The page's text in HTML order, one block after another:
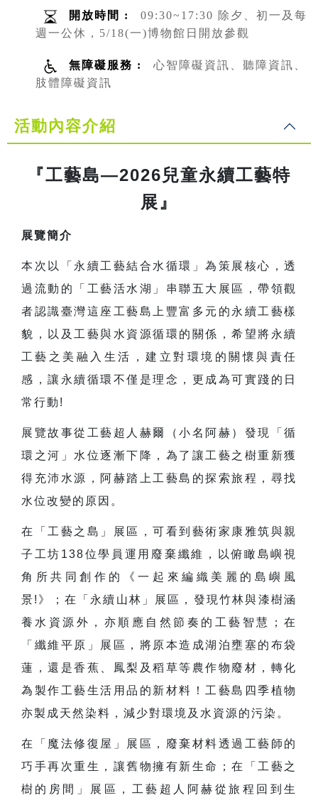
開放時間 :
09:30~17:30 除夕、初一及每
週一公休，5/18(一)博物館日開放參觀
無障礙服務 :
心智障礙資訊、聽障資訊、
肢體障礙資訊
活動內容介紹
『工藝島—2026兒童永續工藝特
展』
展覽簡介
本次以「永續工藝結合水循環」為策展核心，透
過流動的「工藝活水湖」串聯五大展區，帶領觀
者認識臺灣這座工藝島上豐富多元的永續工藝樣
貌，以及工藝與水資源循環的關係，希望將永續
工藝之美融入生活，建立對環境的關懷與責任
感，讓永續循環不僅是理念，更成為可實踐的日
常行動!
展覽故事從工藝超人赫爾（小名阿赫）發現「循
環之河」水位逐漸下降，為了讓工藝之樹重新獲
得充沛水源，阿赫踏上工藝島的探索旅程，尋找
水位改變的原因。
在「工藝之島」展區，可看到藝術家康雅筑與親
子工坊138位學員運用廢棄纖維，以俯瞰島嶼視
角所共同創作的《一起來編織美麗的島嶼風
景!》；在「永續山林」展區，發現竹林與漆樹涵
養水資源外，亦順應自然節奏的工藝智慧；在
「纖維平原」展區，將原本造成湖泊壅塞的布袋
蓮，還是香蕉、鳳梨及稻草等農作物廢材，轉化
為製作工藝生活用品的新材料！工藝島四季植物
亦製成天然染料，減少對環境及水資源的污染。
在「魔法修復屋」展區，廢棄材料透過工藝師的
巧手再次重生，讓舊物擁有新生命；在「工藝之
樹的房間」展區，工藝超人阿赫從旅程回到生